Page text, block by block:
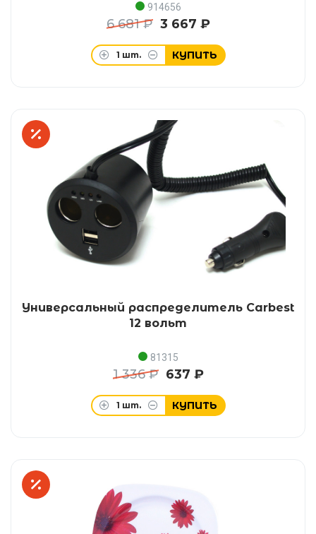
914656
6 681 ₽ 3 667 ₽
1 шт. КУПИТЬ
Универсальный распределитель Carbest
12 вольт
81315
1 336 ₽ 637 ₽
1 шт. КУПИТЬ